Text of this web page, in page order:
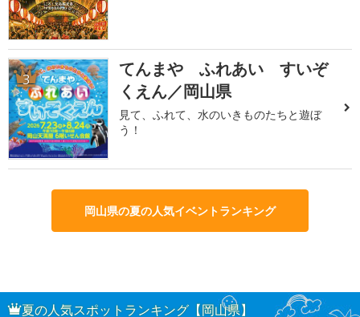
3
てんまや ふれあい すいぞ
くえん／岡山県
見て、ふれて、水のいきものたちと遊ぼ
う！
岡山県の夏の人気イベントランキング
夏の人気スポットランキング【岡山県】